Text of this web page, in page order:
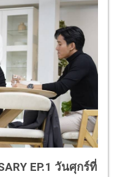
EP.1 วันศุกร์ที่